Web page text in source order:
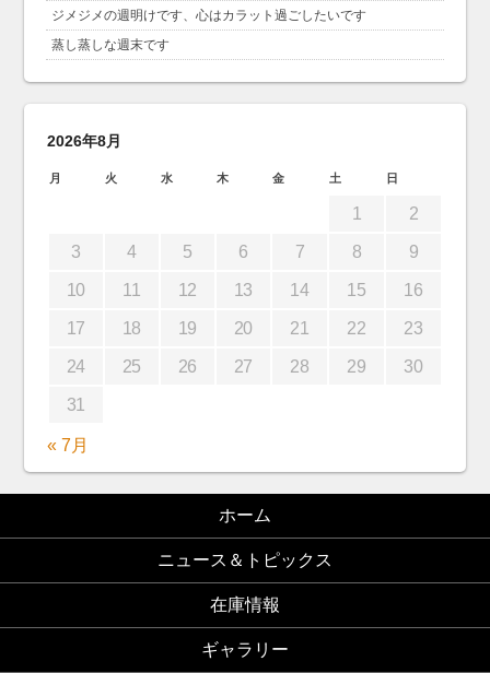
ジメジメの週明けです、心はカラット過ごしたいです
蒸し蒸しな週末です
2026年8月
月 火 水 木 金 土 日
1 2
3 4 5 6 7 8 9
10 11 12 13 14 15 16
17 18 19 20 21 22 23
24 25 26 27 28 29 30
31
« 7月
ホーム
ニュース＆トピックス
在庫情報
ギャラリー